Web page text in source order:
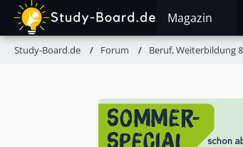
Magazin
Study-Board.de Forum Beruf, Weiterbildung